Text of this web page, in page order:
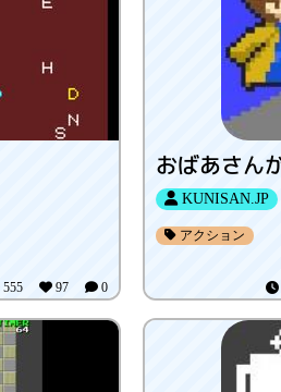
555 97 0
KUNISAN.JP
アクション